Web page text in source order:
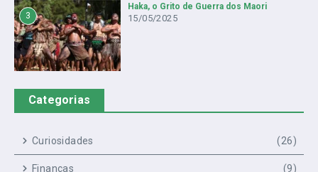
3
Haka, o Grito de Guerra dos Maori
15/05/2025
Categorias
Curiosidades (26)
Finanças (9)